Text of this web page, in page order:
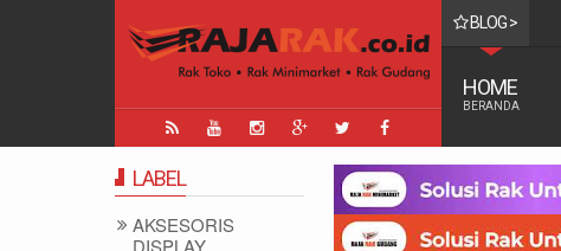
BLOG >
HOME
BERANDA
LABEL
AKSESORIS
DISPLAY